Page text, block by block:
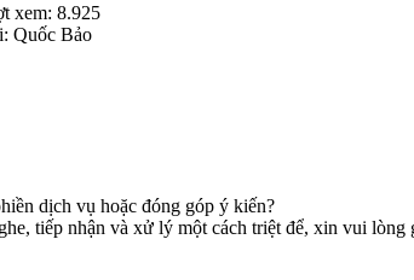
xem: 8.925
Quốc Bảo
dịch vụ hoặc đóng góp ý kiến?
tiếp nhận và xử lý một cách triệt để, xin vui lòng